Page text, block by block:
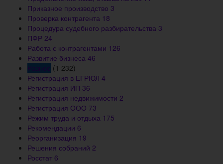
Приказное производство 3
Проверка контрагента 18
Процедура судебного разбирательства 3
ПФР 24
Работа с контрагентами 126
Развитие бизнеса 46
(1 232)
Регистрация в ЕГРЮЛ 4
Регистрация ИП 36
Регистрация недвижимости 2
Регистрация ООО 73
Режим труда и отдыха 175
Рекомендации 6
Реорганизация 19
Решения собраний 2
Росстат 6